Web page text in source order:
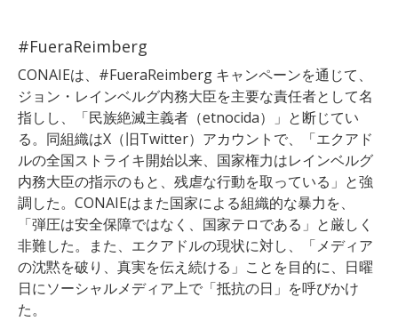
#FueraReimberg
CONAIEは、#FueraReimberg キャンペーンを通じて、
ジョン・レインベルグ内務大臣を主要な責任者として名
指しし、「民族絶滅主義者（etnocida）」と断じてい
る。同組織はX（旧Twitter）アカウントで、「エクアド
ルの全国ストライキ開始以来、国家権力はレインベルグ
内務大臣の指示のもと、残虐な行動を取っている」と強
調した。CONAIEはまた国家による組織的な暴力を、
「弾圧は安全保障ではなく、国家テロである」と厳しく
非難した。また、エクアドルの現状に対し、「メディア
の沈黙を破り、真実を伝え続ける」ことを目的に、日曜
日にソーシャルメディア上で「抵抗の日」を呼びかけ
た。